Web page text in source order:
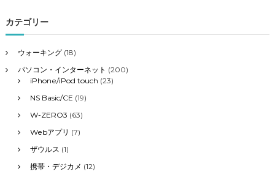
象
:
カテゴリー
ウォーキング(18)
パソコン・インターネット (200)
iPhone/iPod touch (23)
NS Basic/CE (19)
W-ZERO3 (63)
Webアプリ (7)
ザウルス (1)
携帯・デジカメ (12)